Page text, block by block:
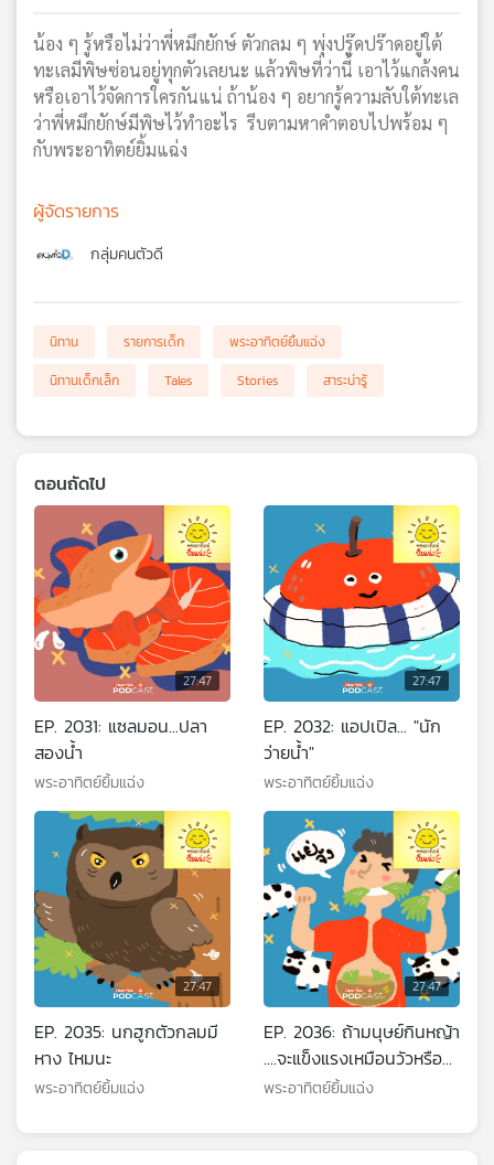
เอส
แผนที่
วิทยุ
เครือ
น้อง ๆ รู้หรือไม่ว่าพี่หมึกยักษ์ ตัวกลม ๆ พุ่งปรู๊ดปร๊าดอยู่ใต้
ทะเลมีพิษซ่อนอยู่ทุกตัวเลยนะ แล้วพิษที่ว่านี้ เอาไว้แกล้งคน
หรือเอาไว้จัดการใครกันแน่ ถ้าน้อง ๆ อยากรู้ความลับใต้ทะเล
ว่าพี่หมึกยักษ์มีพิษไว้ทำอะไร รีบตามหาคำตอบไปพร้อม ๆ
กับพระอาทิตย์ยิ้มแฉ่ง
ผู้จัดรายการ
กลุ่มคนตัวดี
นิทาน รายการเด็ก
พระอาทิตย์ยิ้มแฉ่ง
นิทานเด็กเล็ก
Tales Stories สาระน่ารู้
ตอนถัดไป
27:47
EP. 2031: แซลมอน...ปลา
สองน้ำ
พระอาทิตย์ยิ้มแฉ่ง
27:47
EP. 2032: แอปเปิล... "นัก
ว่ายน้ำ"
พระอาทิตย์ยิ้มแฉ่ง
27:47
EP. 2035: นกฮูกตัวกลมมี
หาง ไหมนะ
พระอาทิตย์ยิ้มแฉ่ง
27:47
EP. 2036: ถ้ามนุษย์กินหญ้า
....จะแข็งแรงเหมือนวัวหรือ
เปล่า
พระอาทิตย์ยิ้มแฉ่ง